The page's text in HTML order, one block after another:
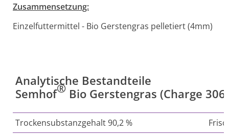
Zusammensetzung:
Einzelfuttermittel - Bio Gerstengras pelletiert (4mm)
Analytische Bestandteile
Semhof® Bio Gerstengras (Charge
Trockensubstanzgehalt 90,2 %